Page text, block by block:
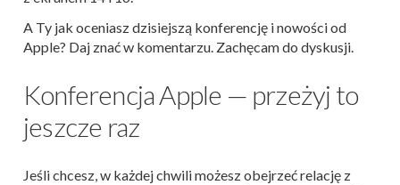
A Ty jak oceniasz dzisiejszą konferencję i nowości od
Apple? Daj znać w komentarzu. Zachęcam do dyskusji.
Konferencja Apple — przeżyj to
jeszcze raz
Jeśli chcesz, w każdej chwili możesz obejrzeć relację z